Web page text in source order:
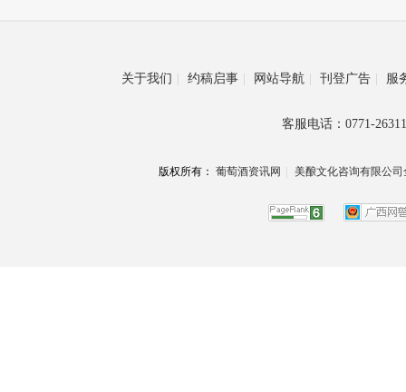
关于我们 约稿启事 网站导航 刊登广告 服
客服电话：0771-
版权所有： 葡萄酒资讯网 美酿文化咨询有限公司